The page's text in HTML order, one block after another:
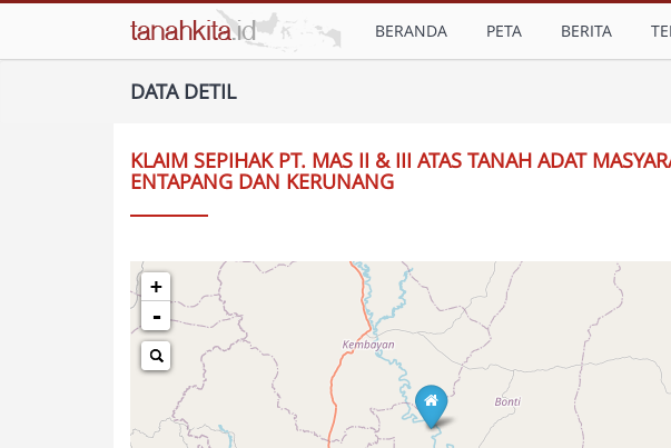
BERANDA PETA BERITA
DATA DETIL
KLAIM SEPIHAK PT. MAS II & III ATAS TANAH ADAT
ENTAPANG DAN KERUNANG
+
-